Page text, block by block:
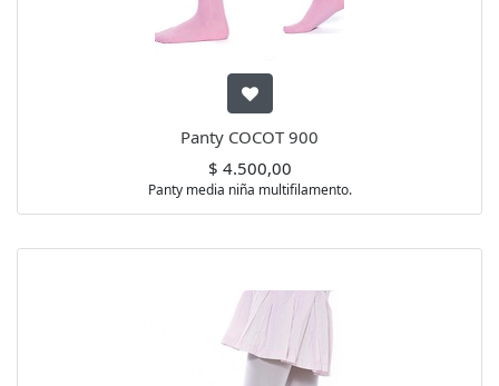
Panty COCOT 900
$ 4.500,00
Panty media niña multifilamento.